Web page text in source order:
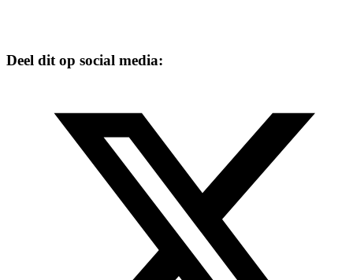
Deel dit op social media: